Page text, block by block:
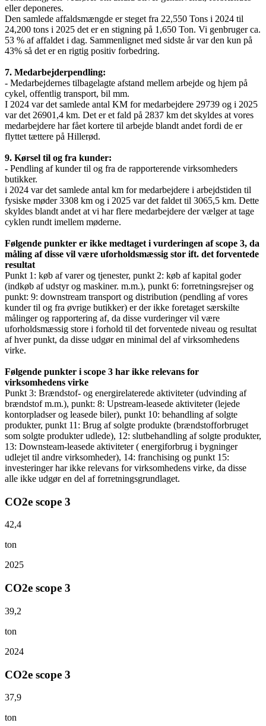
eller deponeres.
Den samlede affaldsmængde er steget fra 22,550 Tons i 2024 til
24,200 tons i 2025 det er en stigning på 1,650 Ton. Vi genbruger ca.
53 % af affaldet i dag. Sammenlignet med sidste år var den kun på
43% så det er en rigtig positiv forbedring.
7. Medarbejderpendling:
- Medarbejdernes tilbagelagte afstand mellem arbejde og hjem på
cykel, offentlig transport, bil mm.
I 2024 var det samlede antal KM for medarbejdere 29739 og i 2025
var det 26901,4 km. Det er et fald på 2837 km det skyldes at vores
medarbejdere har fået kortere til arbejde blandt andet fordi de er
flyttet tættere på Hillerød.
9. Kørsel til og fra kunder:
- Pendling af kunder til og fra de rapporterende virksomheders
butikker.
i 2024 var det samlede antal km for medarbejdere i arbejdstiden til
fysiske møder 3308 km og i 2025 var det faldet til 3065,5 km. Dette
skyldes blandt andet at vi har flere medarbejdere der vælger at tage
cyklen rundt imellem møderne.
Følgende punkter er ikke medtaget i vurderingen af scope 3, da
måling af disse vil være uforholdsmæssig stor ift. det forventede
resultat
Punkt 1: køb af varer og tjenester, punkt 2: køb af kapital goder
(indkøb af udstyr og maskiner. m.m.), punkt 6: forretningsrejser og
punkt: 9: downstream transport og distribution (pendling af vores
kunder til og fra øvrige butikker) er der ikke foretaget særskilte
målinger og rapportering af, da disse vurderinger vil være
uforholdsmæssig store i forhold til det forventede niveau og resultat
af hver punkt, da disse udgør en minimal del af virksomhedens
virke.
Følgende punkter i scope 3 har ikke relevans for
virksomhedens virke
Punkt 3: Brændstof- og energirelaterede aktiviteter (udvinding af
brændstof m.m.), punkt: 8: Upstream-leasede aktiviteter (lejede
kontorpladser og leasede biler), punkt 10: behandling af solgte
produkter, punkt 11: Brug af solgte produkte (brændstofforbruget
som solgte produkter udlede), 12: slutbehandling af solgte produkter,
13: Downsteam-leasede aktiviteter ( energiforbrug i bygninger
udlejet til andre virksomheder), 14: franchising og punkt 15:
investeringer har ikke relevans for virksomhedens virke, da disse
alle ikke udgør en del af forretningsgrundlaget.
CO2e scope 3
42,4
ton
2025
CO2e scope 3
39,2
ton
2024
CO2e scope 3
37,9
ton